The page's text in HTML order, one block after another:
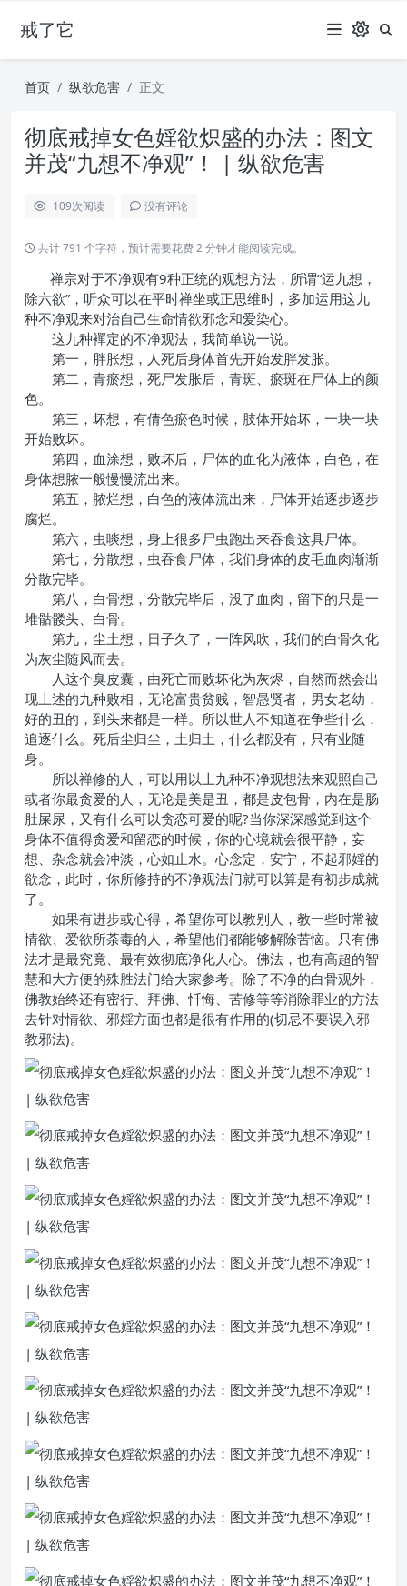
戒了它
首页 纵欲危害 正文
彻底戒掉女色婬欲炽盛的办法：图文
并茂“九想不净观”！ | 纵欲危害
109次阅读 没有评论
共计 791 个字符，预计需要花费 2 分钟才能阅读完成。
禅宗对于不净观有9种正统的观想方法，所谓“运九想，
除六欲”，听众可以在平时禅坐或正思维时，多加运用这九
种不净观来对治自己生命情欲邪念和爱染心。
这九种襌定的不净观法，我简单说一说。
第一，胖胀想，人死后身体首先开始发胖发胀。
第二，青瘀想，死尸发胀后，青斑、瘀斑在尸体上的颜
色。
第三，坏想，有倩色瘀色时候，肢体开始坏，一块一块
开始败坏。
第四，血涂想，败坏后，尸体的血化为液体，白色，在
身体想脓一般慢慢流出来。
第五，脓烂想，白色的液体流出来，尸体开始逐步逐步
腐烂。
第六，虫啖想，身上很多尸虫跑出来吞食这具尸体。
第七，分散想，虫吞食尸体，我们身体的皮毛血肉渐渐
分散完毕。
第八，白骨想，分散完毕后，没了血肉，留下的只是一
堆骷髅头、白骨。
第九，尘土想，日子久了，一阵风吹，我们的白骨久化
为灰尘随风而去。
人这个臭皮囊，由死亡而败坏化为灰烬，自然而然会出
现上述的九种败相，无论富贵贫贱，智愚贤者，男女老幼，
好的丑的，到头来都是一样。所以世人不知道在争些什么，
追逐什么。死后尘归尘，土归土，什么都没有，只有业随
身。
所以禅修的人，可以用以上九种不净观想法来观照自己
或者你最贪爱的人，无论是美是丑，都是皮包骨，内在是肠
肚屎尿，又有什么可以贪恋可爱的呢?当你深深感觉到这个
身体不值得贪爱和留恋的时候，你的心境就会很平静，妄
想、杂念就会冲淡，心如止水。心念定，安宁，不起邪婬的
欲念，此时，你所修持的不净观法门就可以算是有初步成就
了。
如果有进步或心得，希望你可以教别人，教一些时常被
情欲、爱欲所荼毒的人，希望他们都能够解除苦恼。只有佛
法才是最究竟、最有效彻底净化人心。佛法，也有高超的智
慧和大方便的殊胜法门给大家参考。除了不净的白骨观外，
佛教始终还有密行、拜佛、忏悔、苦修等等消除罪业的方法
去针对情欲、邪婬方面也都是很有作用的(切忌不要误入邪
教邪法)。